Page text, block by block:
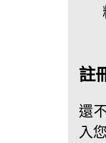
註
還
入